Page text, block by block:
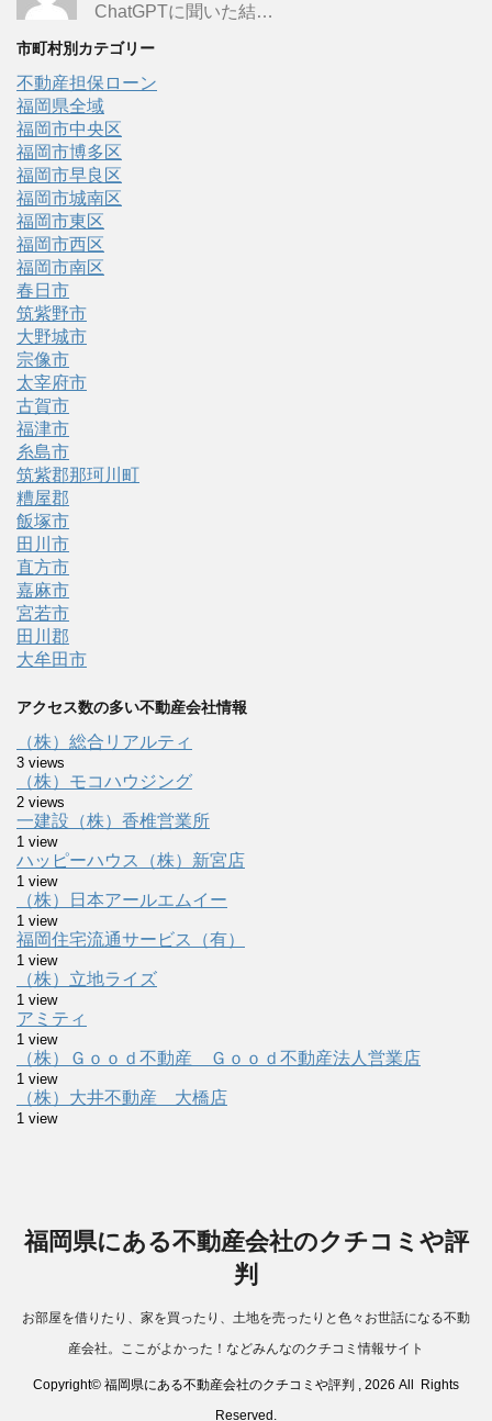
ChatGPTに聞いた結…
市町村別カテゴリー
不動産担保ローン
福岡県全域
福岡市中央区
福岡市博多区
福岡市早良区
福岡市城南区
福岡市東区
福岡市西区
福岡市南区
春日市
筑紫野市
大野城市
宗像市
太宰府市
古賀市
福津市
糸島市
筑紫郡那珂川町
糟屋郡
飯塚市
田川市
直方市
嘉麻市
宮若市
田川郡
大牟田市
アクセス数の多い不動産会社情報
（株）総合リアルティ
3 views
（株）モコハウジング
2 views
一建設（株）香椎営業所
1 view
ハッピーハウス（株）新宮店
1 view
（株）日本アールエムイー
1 view
福岡住宅流通サービス（有）
1 view
（株）立地ライズ
1 view
アミティ
1 view
（株）Ｇｏｏｄ不動産 Ｇｏｏｄ不動産法人営業店
1 view
（株）大井不動産 大橋店
1 view
福岡県にある不動産会社のクチコミや評
判
お部屋を借りたり、家を買ったり、土地を売ったりと色々お世話になる不動
産会社。ここがよかった！などみんなのクチコミ情報サイト
Copyright© 福岡県にある不動産会社のクチコミや評判 , 2026 All Rights
Reserved.